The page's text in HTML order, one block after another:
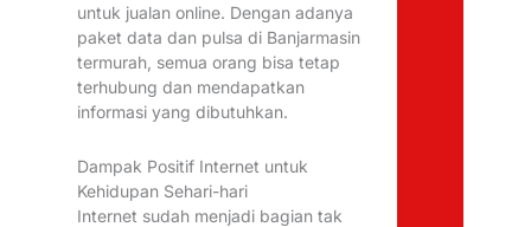
untuk jualan online. Dengan adanya
paket data dan pulsa di Banjarmasin
termurah, semua orang bisa tetap
terhubung dan mendapatkan
informasi yang dibutuhkan.
Dampak Positif Internet untuk
Kehidupan Sehari-hari
Internet sudah menjadi bagian tak